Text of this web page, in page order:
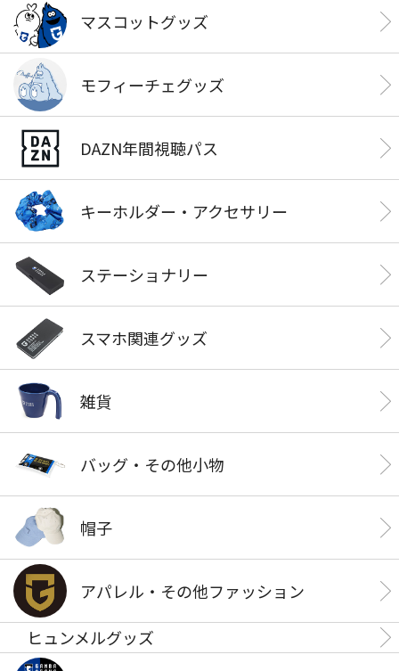
マスコットグッズ
モフィーチェグッズ
DAZN年間視聴パス
キーホルダー・アクセサリー
ステーショナリー
スマホ関連グッズ
雑貨
バッグ・その他小物
帽子
アパレル・その他ファッション
ヒュンメルグッズ